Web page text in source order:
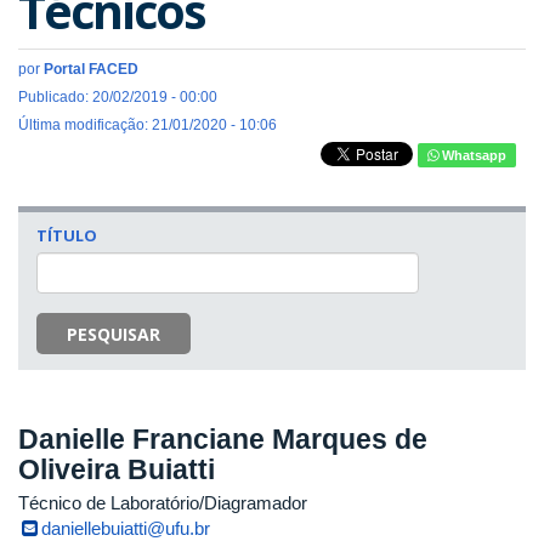
por Portal FACED
Publicado: 20/02/2019 - 00:00
Última modificação: 21/01/2020 - 10:06
Whatsapp
TÍTULO
PESQUISAR
Danielle Franciane Marques de
Oliveira Buiatti
Técnico de Laboratório/Diagramador
daniellebuiatti@ufu.br